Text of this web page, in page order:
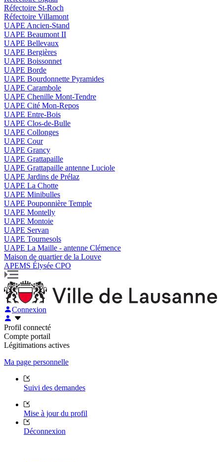
Réfectoire St-Roch
Réfectoire Villamont
UAPE Ancien-Stand
UAPE Beaumont II
UAPE Bellevaux
UAPE Bergières
UAPE Boissonnet
UAPE Borde
UAPE Bourdonnette Pyramides
UAPE Carambole
UAPE Chenille Mont-Tendre
UAPE Cité Mon-Repos
UAPE Entre-Bois
UAPE Clos-de-Bulle
UAPE Collonges
UAPE Cour
UAPE Grancy
UAPE Grattapaille
UAPE Grattapaille antenne Luciole
UAPE Jardins de Prélaz
UAPE La Chotte
UAPE Minibulles
UAPE Pouponnière Temple
UAPE Montelly
UAPE Montoie
UAPE Servan
UAPE Tournesols
UAPE La Maille - antenne Clémence
Maison de quartier de la Louve
APEMS Élysée CPO
Connexion
Profil connecté
Compte portail
Légitimations actives
Ma page personnelle
Suivi des demandes
Mise à jour du profil
Déconnexion